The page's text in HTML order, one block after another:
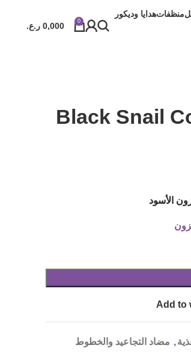
منظفاتهدايا وديكور
0
0,000 ر.ع.
Black Snail
الأسود
Add to
, مضاد التجاعيد والخطوط